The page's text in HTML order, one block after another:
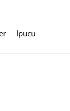
İpucu